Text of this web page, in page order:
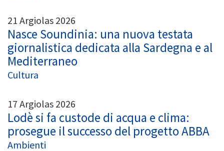
21 Argiolas 2026
Nasce Soundinia: una nuova testata
giornalistica dedicata alla Sardegna e al
Mediterraneo
Cultura
17 Argiolas 2026
Lodè si fa custode di acqua e clima:
prosegue il successo del progetto ABBA
Ambienti